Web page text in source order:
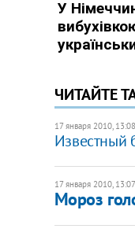
ЧИТАЙТЕ
17 января 2010, 13:08
Известный
17 января 2010, 13:07
Мороз